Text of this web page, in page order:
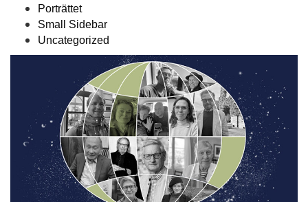
Porträttet
Small Sidebar
Uncategorized